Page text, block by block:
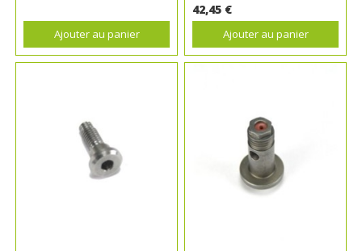
Ajouter au panier
42,45 €
Ajouter au panier